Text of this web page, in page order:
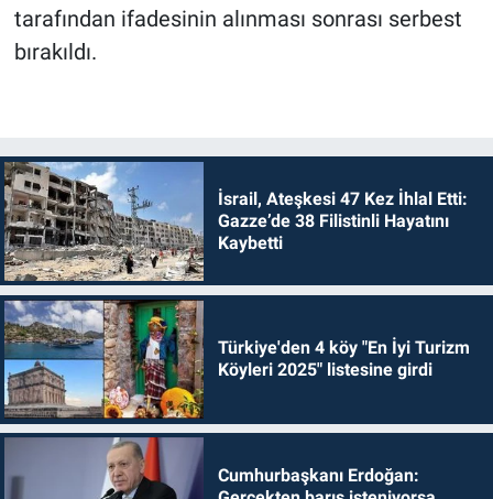
tarafından ifadesinin alınması sonrası serbest
bırakıldı.
İsrail, Ateşkesi 47 Kez İhlal Etti:
Gazze’de 38 Filistinli Hayatını
Kaybetti
Türkiye'den 4 köy "En İyi Turizm
Köyleri 2025" listesine girdi
Cumhurbaşkanı Erdoğan: